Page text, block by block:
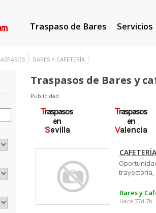
Traspaso de Bares Servicios
BARES Y CAFETERÍA
Traspasos de Bares y
Publicidad
trayectoria,
primer día.
Bares y
Hace 77d 7h